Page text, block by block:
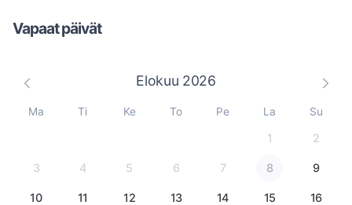
Vapaat päivät
Elokuu 2026
Ma Ti Ke To Pe La Su
1 2
3 4 5 6 7 8 9
10 11 12 13 14 15 16